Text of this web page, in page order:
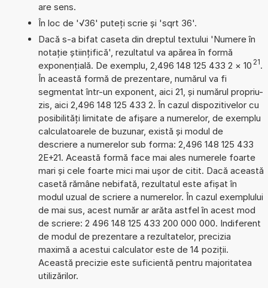
are sens.
În loc de '√36' puteți scrie și 'sqrt 36'.
Dacă s-a bifat caseta din dreptul textului 'Numere în
notație științifică', rezultatul va apărea în formă
exponențială. De exemplu, 2,496 148 125 433 2 × 10 21.
În această formă de prezentare, numărul va fi
segmentat într-un exponent, aici 21, și numărul propriu-
zis, aici 2,496 148 125 433 2. În cazul dispozitivelor cu
posibilități limitate de afișare a numerelor, de exemplu
calculatoarele de buzunar, există și modul de
descriere a numerelor sub forma: 2,496 148 125 433
2E+21. Această formă face mai ales numerele foarte
mari și cele foarte mici mai ușor de citit. Dacă această
casetă rămâne nebifată, rezultatul este afișat în
modul uzual de scriere a numerelor. În cazul exemplului
de mai sus, acest număr ar arăta astfel în acest mod
de scriere: 2 496 148 125 433 200 000 000. Indiferent
de modul de prezentare a rezultatelor, precizia
maximă a acestui calculator este de 14 poziții.
Această precizie este suficientă pentru majoritatea
utilizărilor.